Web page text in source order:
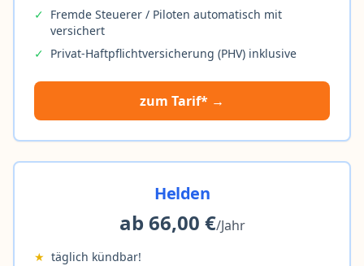
✓ Fremde Steuerer / Piloten automatisch mit
versichert
✓ Privat-Haftpflichtversicherung (PHV) inklusive
zum Tarif* →
Helden
ab 66,00 €/Jahr
★ täglich kündbar!